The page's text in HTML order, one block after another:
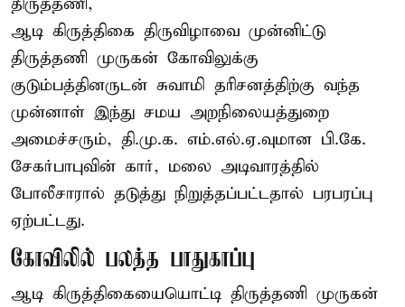
திருத்தணி,
ஆடி கிருத்திகை திருவிழாவை முன்னிட்டு
திருத்தணி முருகன் கோவிலுக்கு
குடும்பத்தினருடன் சுவாமி தரிசனத்திற்கு வந்த
முன்னாள் இந்து சமய அறநிலையத்துறை
அமைச்சரும், தி.மு.க. எம்.எல்.ஏ.வுமான பி.கே.
சேகர்பாபுவின் கார், மலை அடிவாரத்தில்
போலீசாரால் தடுத்து நிறுத்தப்பட்டதால் பரபரப்பு
ஏற்பட்டது.
கோவிலில் பலத்த பாதுகாப்பு
ஆடி கிருத்திகையையொட்டி திருத்தணி முருகன்